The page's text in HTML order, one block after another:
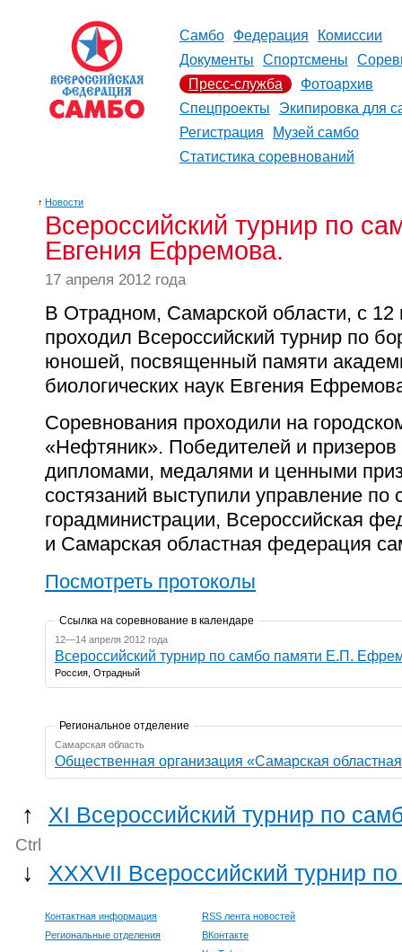
Самбо Федерация
Комиссии
Документы
Спортсмены
Пресс-служба
Фотоархив
Спецпроекты
Экипировка для
Регистрация
Музей самбо
Статистика соревнований
↑ Новости
Всероссийский турнир по
Евгения Ефремова.
17 апреля 2012 года
В Отрадном, Самарской области, с 12
проходил Всероссийский турнир по
юношей, посвященный памяти
биологических наук Евгения
Соревнования проходили на
«Нефтяник». Победителей и призеров
дипломами, медалями и ценными
состязаний выступили управление по
горадминистрации, Всероссийская
и Самарская областная федерация
Посмотреть протоколы
Ссылка на соревнование в календаре
12—14 апреля 2012 года
Всероссийский турнир по самбо памяти Е.П.
Россия, Отрадный
Региональное отделение
Самарская область
Общественная организация «Самарская
↑ XI Всероссийский турнир по
Ctrl
↓ XXXVII Всероссийский турнир
Контактная информация
Региональные отделения
RSS лента новостей
ВКонтакте